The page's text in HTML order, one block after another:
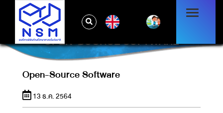
OPEN-SOURCE SOFTWARE
Open-Source Software
13 ธ.ค. 2564